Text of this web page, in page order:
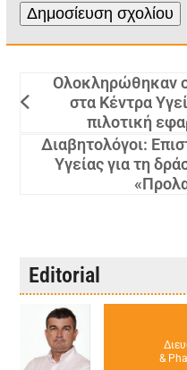
Ολοκληρώθηκαν
στα Κέντρα
πιλοτική
Διαβητολόγοι:
Υγείας για τη
Editorial
&